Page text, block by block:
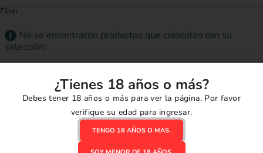
Filter
No se encontraron productos que coincidan con su
selección.
¿Tienes 18 años o más?
Debes tener 18 años o más para ver la página. Por favor
verifique su edad para ingresar.
TENGO 18 AÑOS O MAS.